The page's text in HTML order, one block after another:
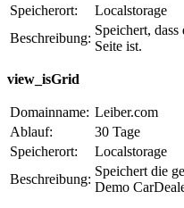
Speicherort:
Localstorage
Beschreibung:
Speichert,
Seite ist.
view_isGrid
Domainname: Leiber.com
Ablauf:
30 Tage
Speicherort:
Localstorage
Beschreibung:
Speichert die
Demo